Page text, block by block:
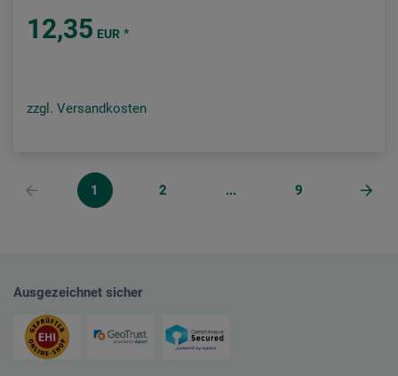
12,35 EUR *
zzgl. Versandkosten
1 2 ... 9
Ausgezeichnet sicher